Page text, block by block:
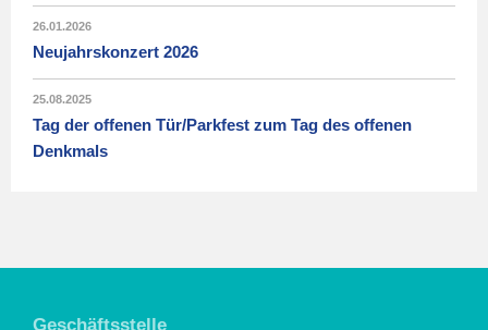
26.01.2026
Neujahrskonzert 2026
25.08.2025
Tag der offenen Tür/Parkfest zum Tag des offenen
Denkmals
Geschäftsstelle